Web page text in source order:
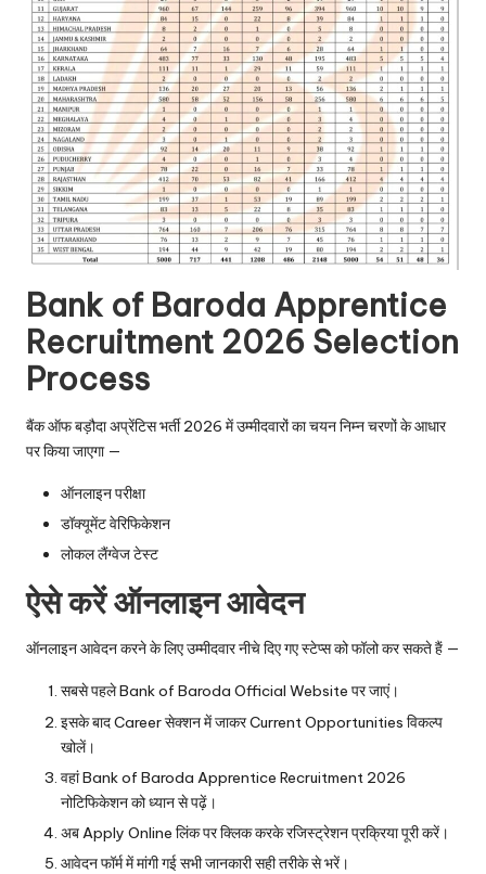
Bank of Baroda Apprentice
Recruitment 2026 Selection
Process
बैंक ऑफ बड़ौदा अप्रेंटिस भर्ती 2026 में उम्मीदवारों का चयन निम्न चरणों के आधार
पर किया जाएगा —
ऑनलाइन परीक्षा
डॉक्यूमेंट वेरिफिकेशन
लोकल लैंग्वेज टेस्ट
ऐसे करें ऑनलाइन आवेदन
ऑनलाइन आवेदन करने के लिए उम्मीदवार नीचे दिए गए स्टेप्स को फॉलो कर सकते हैं —
सबसे पहले Bank of Baroda Official Website पर जाएं।
इसके बाद Career सेक्शन में जाकर Current Opportunities विकल्प
खोलें।
वहां Bank of Baroda Apprentice Recruitment 2026
नोटिफिकेशन को ध्यान से पढ़ें।
अब Apply Online लिंक पर क्लिक करके रजिस्ट्रेशन प्रक्रिया पूरी करें।
आवेदन फॉर्म में मांगी गई सभी जानकारी सही तरीके से भरें।